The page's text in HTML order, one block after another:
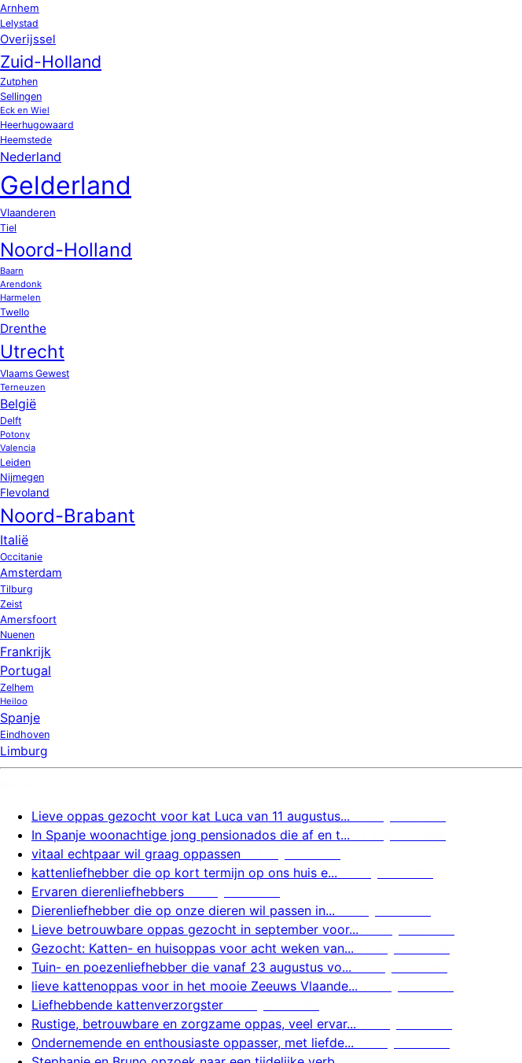
Arnhem
Lelystad
Overijssel
Zuid-Holland
Zutphen
Sellingen
Eck en Wiel
Heerhugowaard
Heemstede
Nederland
Gelderland
Vlaanderen
Tiel
Noord-Holland
Baarn
Arendonk
Harmelen
Twello
Drenthe
Utrecht
Vlaams Gewest
Terneuzen
België
Delft
Potony
Valencia
Leiden
Nijmegen
Flevoland
Noord-Brabant
Italië
Occitanie
Amsterdam
Tilburg
Zeist
Amersfoort
Nuenen
Frankrijk
Portugal
Zelhem
Heiloo
Spanje
Eindhoven
Limburg
Lieve oppas gezocht voor kat Luca van 11 augustus...
In Spanje woonachtige jong pensionados die af en t...
vitaal echtpaar wil graag oppassen
kattenliefhebber die op kort termijn op ons huis e...
Ervaren dierenliefhebbers
Dierenliefhebber die op onze dieren wil passen in...
Lieve betrouwbare oppas gezocht in september voor...
Gezocht: Katten- en huisoppas voor acht weken van...
Tuin- en poezenliefhebber die vanaf 23 augustus vo...
lieve kattenoppas voor in het mooie Zeeuws Vlaande...
Liefhebbende kattenverzorgster
Rustige, betrouwbare en zorgzame oppas, veel ervar...
Ondernemende en enthousiaste oppasser, met liefde...